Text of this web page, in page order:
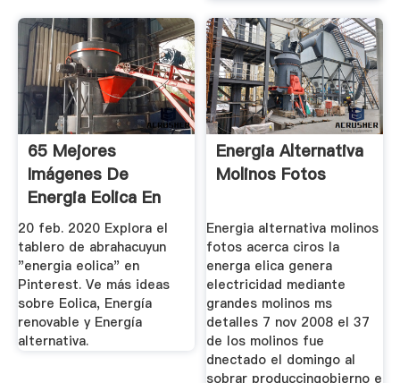
65 Mejores
Imágenes De
Energia Eolica En
2020 | Eolica ...
20 feb. 2020 Explora el
tablero de abrahacuyun
"energia eolica" en
Pinterest. Ve más ideas
sobre Eolica, Energía
renovable y Energía
alternativa.
Energia Alternativa
Molinos Fotos
Energia alternativa molinos
fotos acerca ciros la
energa elica genera
electricidad mediante
grandes molinos ms
detalles 7 nov 2008 el 37
de los molinos fue
dnectado el domingo al
sobrar produccingobierno e